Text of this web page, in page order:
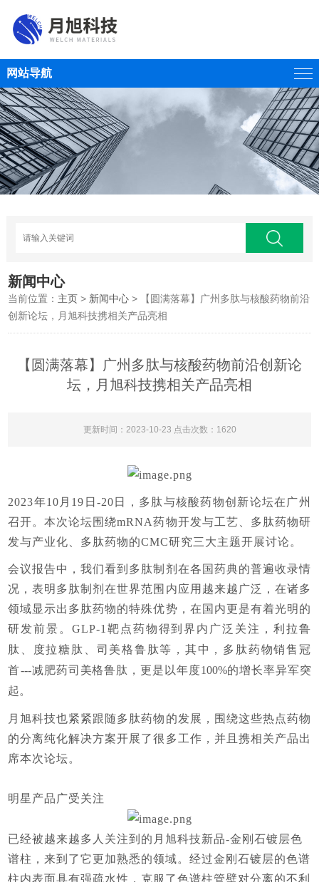
网站导航
新闻中心
当前位置： 主页 > 新闻中心 > 【圆满落幕】广州多肽与核酸药物前沿
创新论坛，月旭科技携相关产品亮相
【圆满落幕】广州多肽与核酸药物前沿创新论
坛，月旭科技携相关产品亮相
更新时间：2023-10-23 点击次数：1620
2023年10月19日-20日，多肽与核酸药物创新论坛在广州
召开。本次论坛围绕mRNA药物开发与工艺、多肽药物研
发与产业化、多肽药物的CMC研究三大主题开展讨论。
会议报告中，我们看到多肽制剂在各国药典的普遍收录情
况，表明多肽制剂在世界范围内应用越来越广泛，在诸多
领域显示出多肽药物的特殊优势，在国内更是有着光明的
研发前景。 GLP-1靶点药物得到界内广泛关注，利拉鲁
肽、度拉糖肽、司美格鲁肽等，其中，多肽药物销售冠
首---减肥药司美格鲁肽，更是以年度100%的增长率异军突
起。
月旭科技也紧紧跟随多肽药物的发展，围绕这些热点药物
的分离纯化解决方案开展了很多工作，并且携相关产品出
席本次论坛。
明星产品广受关注
已经被越来越多人关注到的月旭科技新品-金刚石镀层色
谱柱 ，来到了它更加熟悉的领域。经过金刚石镀层的色谱
柱内表面具有强疏水性，克服了色谱柱管壁对分离的不利